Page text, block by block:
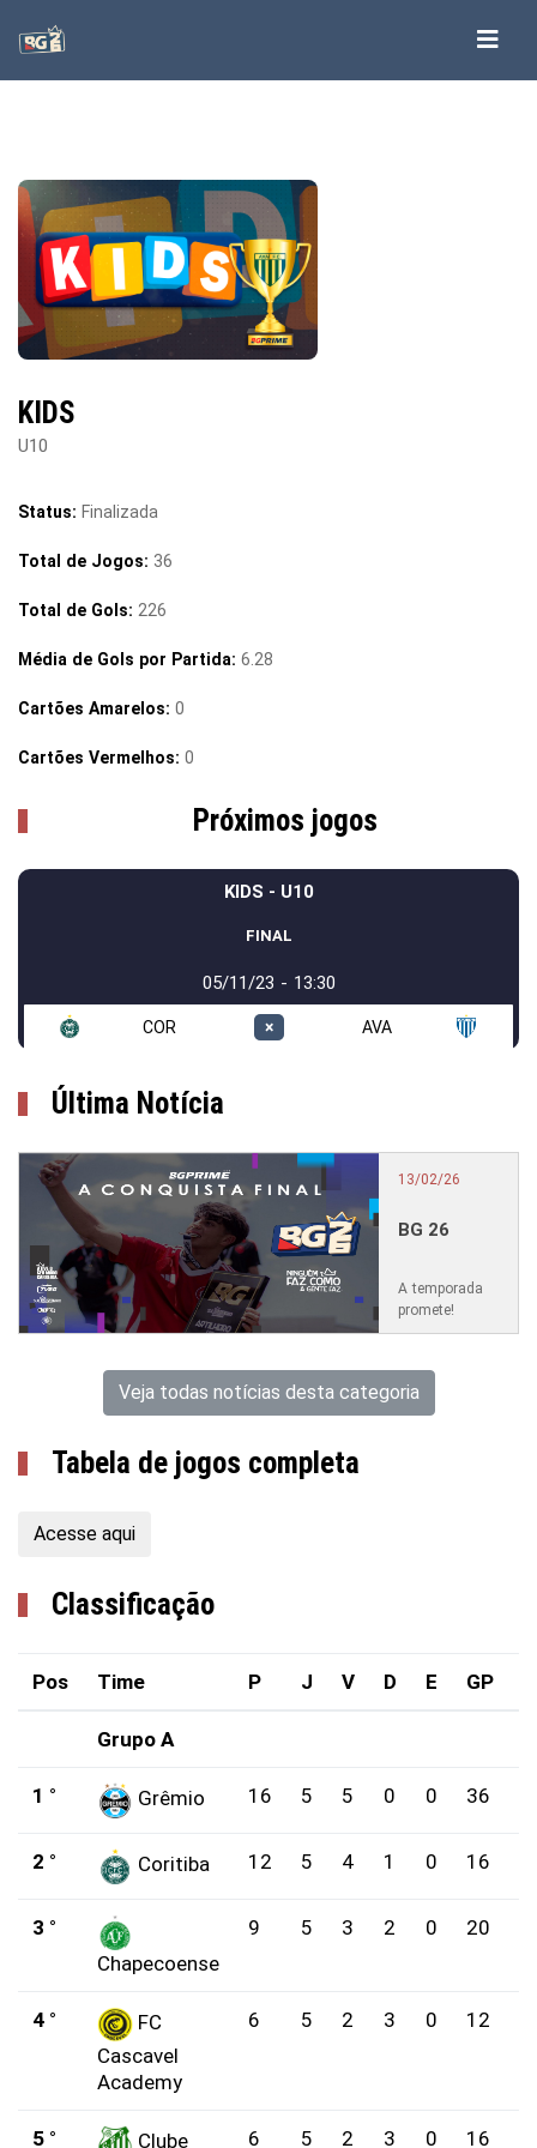
KIDS
U10
Status: Finalizada
Total de Jogos: 36
Total de Gols: 226
Média de Gols por Partida: 6.28
Cartões Amarelos: 0
Cartões Vermelhos: 0
Próximos jogos
KIDS - U10
FINAL
05/11/23 - 13:30
COR × AVA
Última Notícia
13/02/26
BG 26
A temporada
promete!
Veja todas notícias desta categoria
Tabela de jogos completa
Acesse aqui
Classificação
Pos Time P J V D E GP
Grupo A
1 ° Grêmio 16 5 5 0 0 36
2 ° Coritiba 12 5 4 1 0 16
3 °
Chapecoense
9 5 3 2 0 20
4 °
FC
Cascavel
Academy
6 5 2 3 0 12
5 °
Clube
6 5 2 3 0 16